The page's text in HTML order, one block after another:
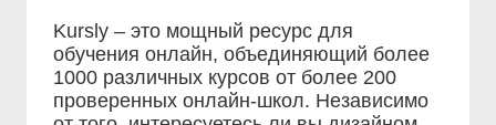
Kursly – это мощный ресурс для
обучения онлайн, объединяющий более
1000 различных курсов от более 200
проверенных онлайн-школ. Независимо